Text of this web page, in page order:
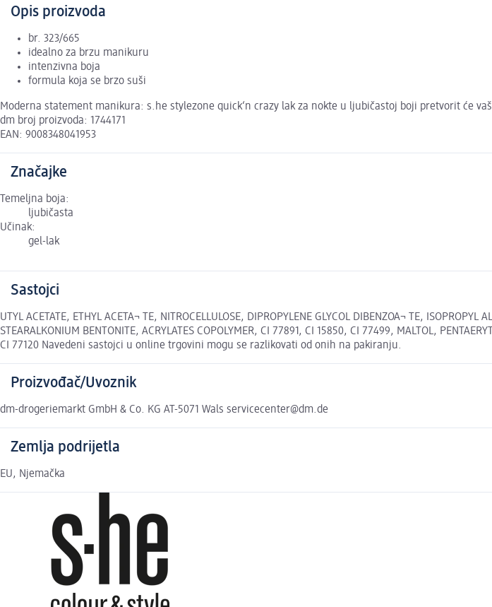
Opis proizvoda
br. 323/665
idealno za brzu manikuru
intenzivna boja
formula koja se brzo suši
Moderna statement manikura: s.he stylezone quick‘n crazy lak za nokte u ljubičastoj boji pretvorit će
dm broj proizvoda: 1744171
EAN: 9008348041953
Značajke
Temeljna boja:
ljubičasta
Učinak:
gel-lak
Sastojci
UTYL ACETATE, ETHYL ACETA¬ TE, NITROCELLULOSE, DIPROPYLENE GLYCOL DIBENZOA¬ TE,
STEARALKONIUM BENTONITE, ACRYLATES COPOLYMER, CI 77891, CI 15850, CI 77499, MALTOL,
CI 77120 Navedeni sastojci u online trgovini mogu se razlikovati od onih na pakiranju.
Proizvođač/Uvoznik
dm-drogeriemarkt GmbH & Co. KG AT-5071 Wals servicecenter@dm.de
Zemlja podrijetla
EU, Njemačka